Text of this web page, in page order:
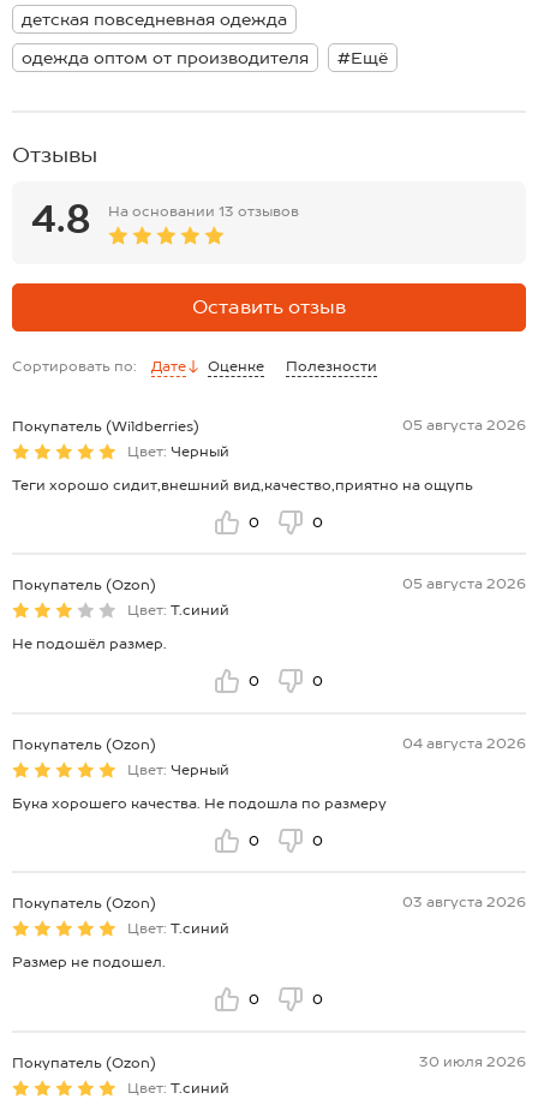
практичность и стиль, оставаясь актуальной на протяжении всего
учебного года.
детская повседневная одежда
одежда оптом от производителя
#Ещё
Отзывы
4.8 На основании 13 отзывов
Оставить отзыв
Сортировать по: Дате Оценке Полезности
Покупатель (Wildberries)
05 августа 2026
Цвет: Черный
Теги хорошо сидит,внешний вид,качество,приятно на ощупь
0 0
Покупатель (Ozon)
05 августа 2026
Цвет: Т.синий
Не подошёл размер.
0 0
Покупатель (Ozon)
04 августа 2026
Цвет: Черный
Бука хорошего качества. Не подошла по размеру
0 0
Покупатель (Ozon)
03 августа 2026
Цвет: Т.синий
Размер не подошел.
0 0
Покупатель (Ozon)
30 июля 2026
Цвет: Т.синий